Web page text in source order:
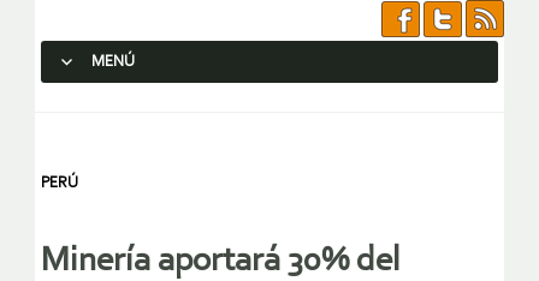
MENÚ
PERÚ
Minería aportará 30% del